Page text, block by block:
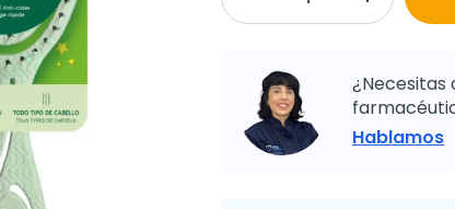
¿Necesitas
Hablamos